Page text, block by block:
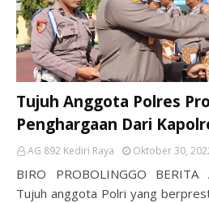
Tujuh Anggota Polres
Penghargaan Dari
AG 892 Kediri Raya Oktober 30,
BIRO PROBOLINGGO BERITA
Tujuh anggota Polri yang